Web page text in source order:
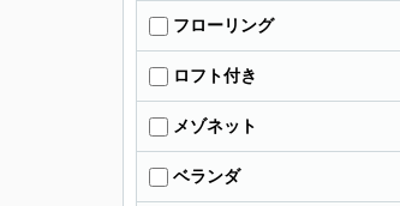
フローリング
ロフト付き
メゾネット
ベランダ